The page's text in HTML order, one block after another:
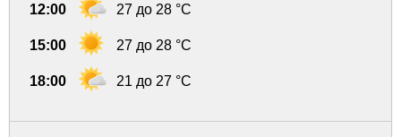
12:00 27 до 28 °C
15:00 27 до 28 °C
18:00 21 до 27 °C